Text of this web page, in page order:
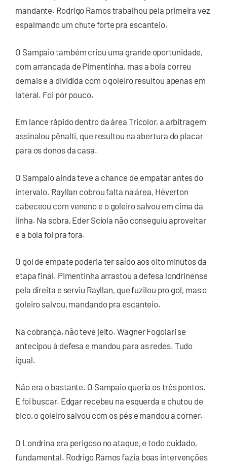
mandante. Rodrigo Ramos trabalhou pela primeira vez
espalmando um chute forte pra escanteio.
O Sampaio também criou uma grande oportunidade,
com arrancada de Pimentinha, mas a bola correu
demais e a dividida com o goleiro resultou apenas em
lateral. Foi por pouco.
Em lance rápido dentro da área Tricolor, a arbitragem
assinalou pênalti, que resultou na abertura do placar
para os donos da casa.
O Sampaio ainda teve a chance de empatar antes do
intervalo. Rayllan cobrou falta na área, Héverton
cabeceou com veneno e o goleiro salvou em cima da
linha. Na sobra, Eder Sciola não conseguiu aproveitar
e a bola foi pra fora.
O gol de empate poderia ter saído aos oito minutos da
etapa final. Pimentinha arrastou a defesa londrinense
pela direita e serviu Rayllan, que fuzilou pro gol, mas o
goleiro salvou, mandando pra escanteio.
Na cobrança, não teve jeito. Wagner Fogolari se
antecipou à defesa e mandou para as redes. Tudo
igual.
Não era o bastante. O Sampaio queria os três pontos.
E foi buscar. Edgar recebeu na esquerda e chutou de
bico, o goleiro salvou com os pés e mandou a corner.
O Londrina era perigoso no ataque, e todo cuidado,
fundamental. Rodrigo Ramos fazia boas intervenções